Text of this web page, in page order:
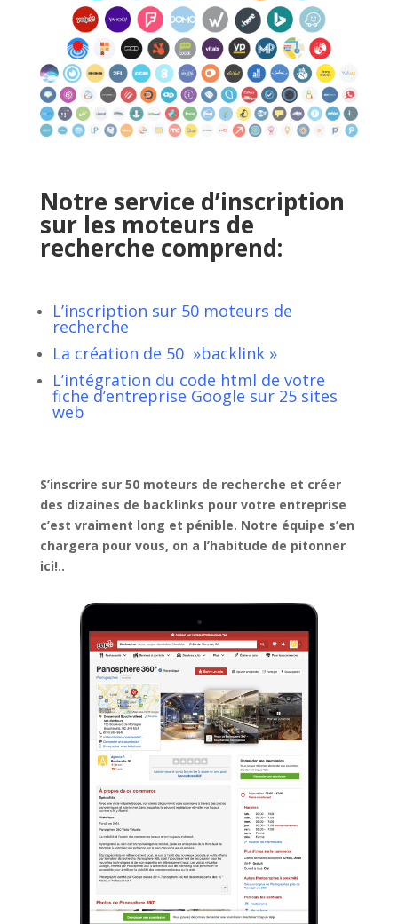
Notre service d’inscription
sur les moteurs de
recherche comprend:
L’inscription sur 50 moteurs de
recherche
La création de 50 »backlink »
L’intégration du code html de votre
fiche d’entreprise Google sur 25 sites
web
S’inscrire sur 50 moteurs de recherche et créer
des dizaines de backlinks pour votre entreprise
c’est vraiment long et pénible. Notre équipe s’en
chargera pour vous, on a l’habitude de pitonner
ici!..